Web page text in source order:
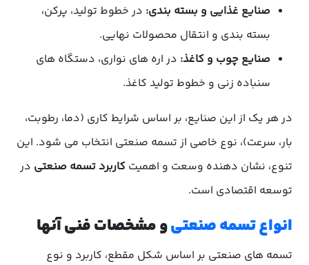
صنایع غذایی و بسته بندی: در خطوط تولید، پرکن،
بسته بندی و انتقال محصولات نهایی.
صنایع چوب و کاغذ: در اره های نواری، دستگاه های
سنباده زنی و خطوط تولید کاغذ.
در هر یک از این صنایع، بر اساس شرایط کاری (دما، رطوبت،
بار، سرعت)، نوع خاصی از تسمه صنعتی انتخاب می شود. این
تنوع، نشان دهنده وسعت و اهمیت کاربرد تسمه صنعتی در
توسعه اقتصادی است.
انواع تسمه صنعتیو مشخصات فنی آنها
تسمه های صنعتی بر اساس شکل مقطع، کاربرد و نوع